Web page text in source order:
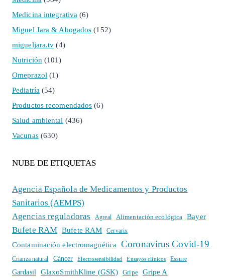
Medicina integrativa (6)
Miguel Jara & Abogados (152)
migueljara.tv (4)
Nutrición(101)
Omeprazol(1)
Pediatría(54)
Productos recomendados (6)
Salud ambiental (436)
Vacunas(630)
NUBE DE ETIQUETAS
Agencia Española de Medicamentos y Productos
Sanitarios (AEMPS)
Agencias reguladoras
Agreal Alimentación ecológica Bayer
Bufete RAM Bufete RAM Cervarix
Contaminación electromagnética Coronavirus Covid-19
Crianza natural Cáncer Electrosensibilidad Ensayos clínicos Essure
Gardasil GlaxoSmithKline (GSK) Gripe Gripe A